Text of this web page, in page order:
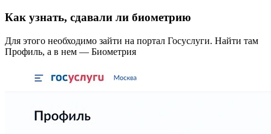
Как узнать, сдавали ли биометрию
Для этого необходимо зайти на портал Госуслуги. Найти там
Профиль, а в нем — Биометрия